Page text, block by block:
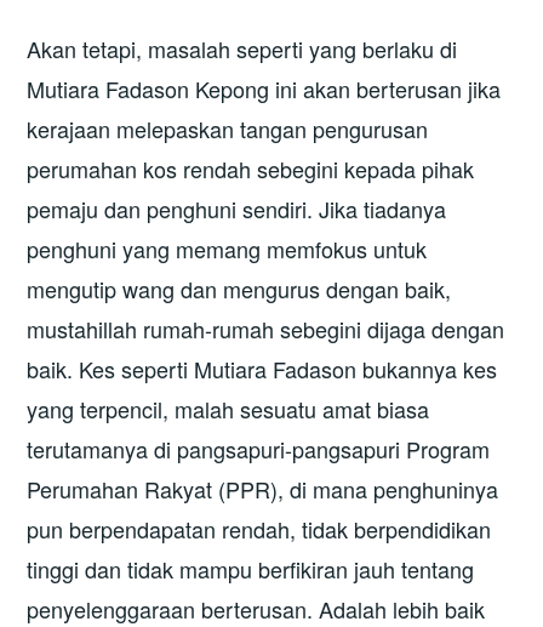
Akan tetapi, masalah seperti yang berlaku di
Mutiara Fadason Kepong ini akan berterusan jika
kerajaan melepaskan tangan pengurusan
perumahan kos rendah sebegini kepada pihak
pemaju dan penghuni sendiri. Jika tiadanya
penghuni yang memang memfokus untuk
mengutip wang dan mengurus dengan baik,
mustahillah rumah-rumah sebegini dijaga dengan
baik. Kes seperti Mutiara Fadason bukannya kes
yang terpencil, malah sesuatu amat biasa
terutamanya di pangsapuri-pangsapuri Program
Perumahan Rakyat (PPR), di mana penghuninya
pun berpendapatan rendah, tidak berpendidikan
tinggi dan tidak mampu berfikiran jauh tentang
penyelenggaraan berterusan. Adalah lebih baik